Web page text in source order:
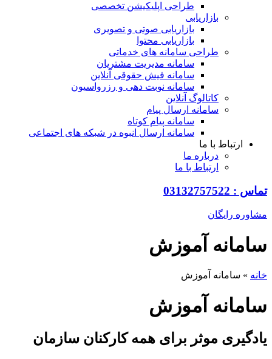
طراحی اپلیکیشن تخصصی
بازاریابی
بازاریابی صوتی و تصویری
بازاریابی محتوا
طراحی سامانه های خدماتی
سامانه مدیریت مشتریان
سامانه فیش حقوقی آنلاین
سامانه نوبت دهی و رزرواسیون
کاتالوگ آنلاین
سامانه ارسال پیام
سامانه پیام کوتاه
سامانه ارسال انبوه در شبکه های اجتماعی
ارتباط با ما
درباره ما
ارتباط با ما
تماس : 03132757522
مشاوره رایگان
سامانه آموزش
خانه » سامانه آموزش
سامانه آموزش
یادگیری موثر برای همه کارکنان سازمان